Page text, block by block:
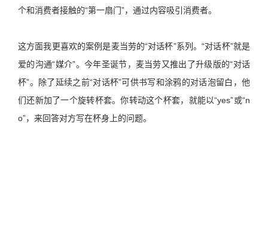
个和消费者接触的“第一扇门”，通过内容吸引消费者。
这方面我更喜欢的案例是麦当劳的“对话杯”系列。“对话杯”就是
爱的沟通“媒介”。今年圣诞节，麦当劳又推出了升级版的“对话
杯”。除了延续之前“对话杯”可供书写和涂鸦的对话泡留白，他
们还新加了一个旋转杯套。你转动这个杯套，就能以“yes”或“n
o”，来回答对方写在杯身上的问题。